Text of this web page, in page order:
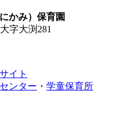
かみ）保育園
字大渕281
イト
ンター ・ 学童保育所